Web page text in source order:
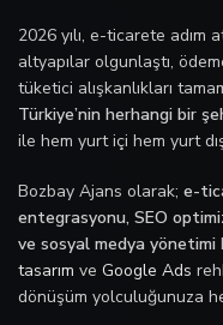
2026 yılı, e-ticarete
altyapılar olgunlaştı,
tüketici alışkanlıkları
Türkiye’nin herhangi bir
ile hem yurt içi hem yurt
Bozbay Ajans olarak; e-
entegrasyonu, SEO
ve sosyal medya yönetimi
tasarım ve Google Ads
dönüşüm yolculuğunuza